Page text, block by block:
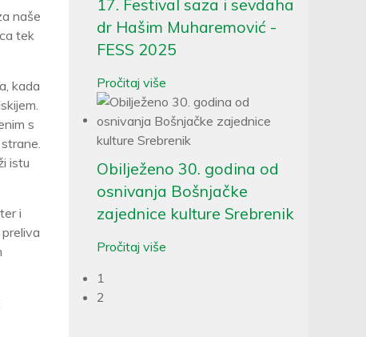
naše
tek
kada
s
istu
i
17. Festival saza i sevdaha
dr Hašim Muharemović -
FESS 2025
Pročitaj više
Obilježeno 30. godina od
osnivanja Bošnjačke
zajednice kulture Srebrenik
Pročitaj više
1
2